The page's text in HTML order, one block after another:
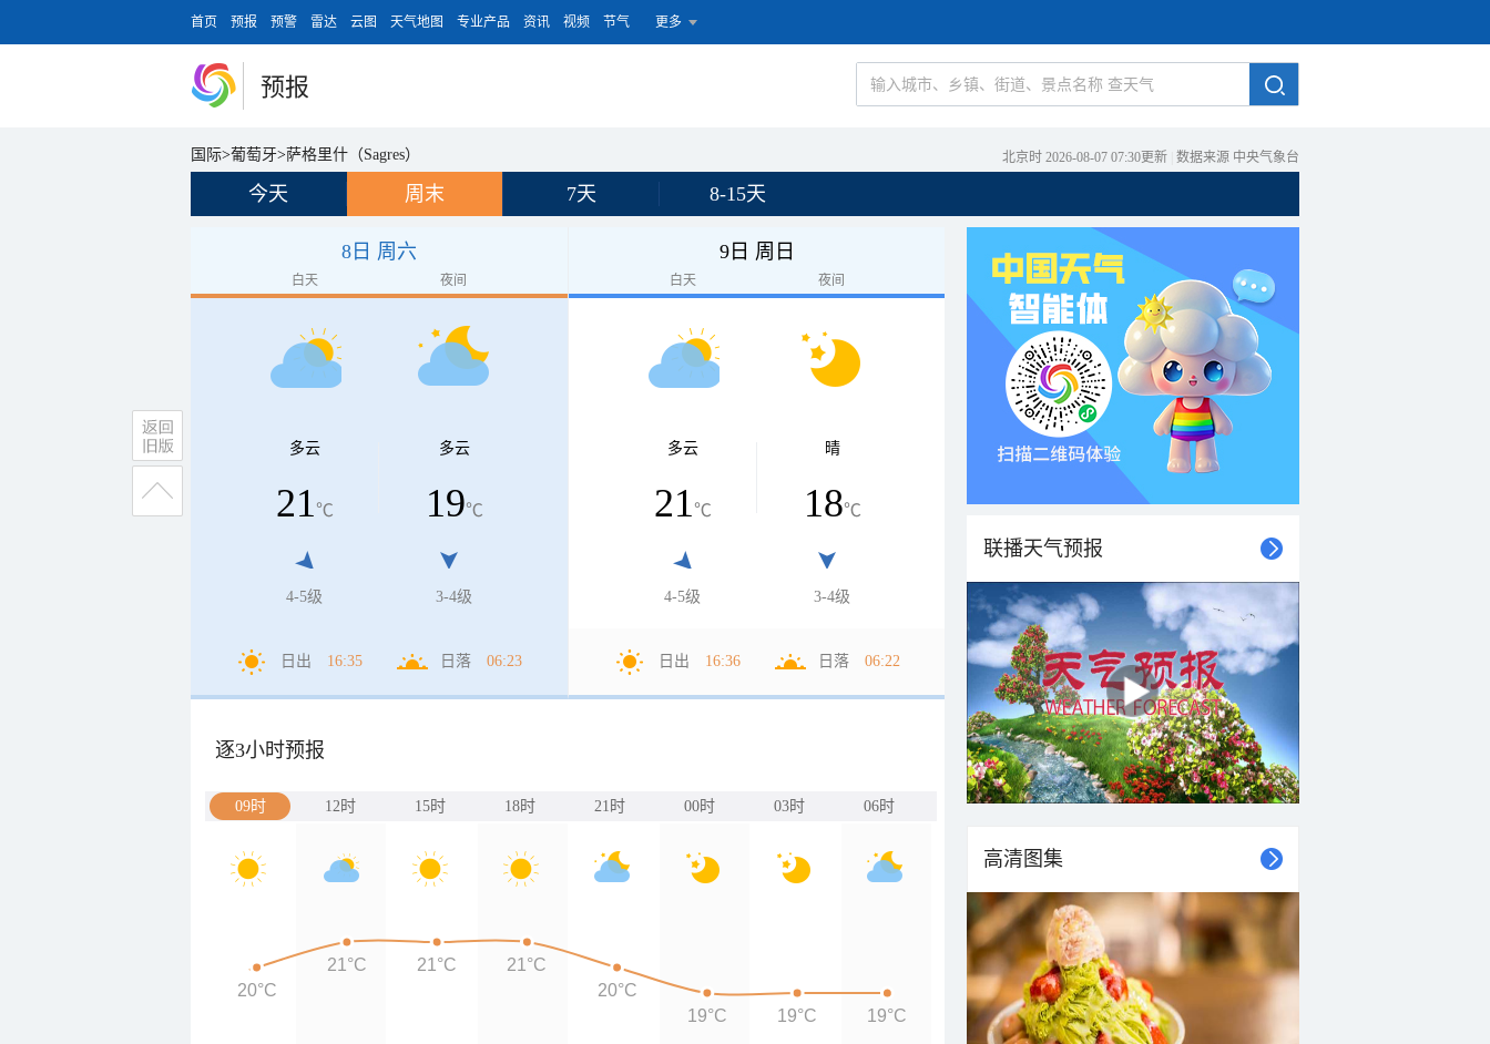
首页 预报 预警 雷达 云图 天气地图 专业产品 资讯 视频 节气 更多
预报
国际>葡萄牙>萨格里什（Sagres） 北京时 2026-08-07 07:30更新 数据来源 中央气象台
今天 周末 7天 8-15天
8日 周六
白天 夜间
多云
21℃
4-5级
多云
19℃
3-4级
日出 16:35 日落 06:23
9日 周日
白天 夜间
多云
21℃
4-5级
晴
18℃
3-4级
日出 16:36 日落 06:22
逐3小时预报
09时 12时 15时 18时 21时 00时 03时 06时
20°C
21°C 21°C
21°C
20°C
19°C
19°C 19°C
联播天气预报
高清图集